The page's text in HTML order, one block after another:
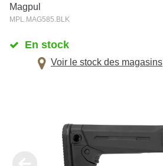
Magpul
MPL.MAG585.BLK
En stock
Voir le stock des magasins